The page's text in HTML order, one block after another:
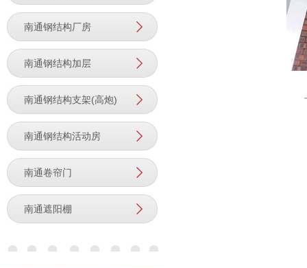
南通钢结构厂房
南通钢结构加层
南通钢结构支架(高炮)
南通钢结构活动房
南通卷帘门
南通遮阳棚